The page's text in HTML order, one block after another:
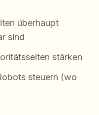
überhaupt
sind
stärken
steuern (wo